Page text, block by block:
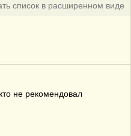
список в расширенном виде
не рекомендовал